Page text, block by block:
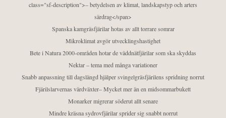
class="sf-description">– betydelsen av klimat, landskapstyp och arters
särdrag</span>
Spanska kamgräsfjärilar hotas av allt torrare somrar
Mikroklimat avgör utvecklingshastighet
Bete i Natura 2000-områden hotar de väddnätfjärilar som ska skyddas
Nektar – tema med många variationer
Snabb anpassning till dagslängd hjälper svingelgräsfjärilens spridning norrut
Fjärilslarvernas värdväxter– Mycket mer än en midsommarbukett
Monarker migrerar söderut allt senare
Mindre kräsna sydrovfjärilar sprider sig snabbt norrut